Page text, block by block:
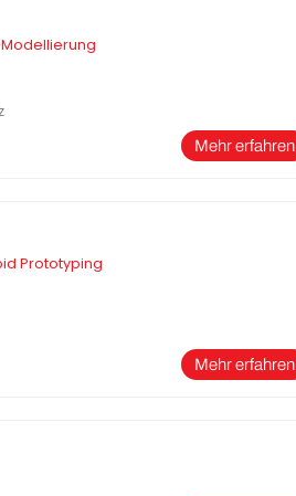
Mehr erfahren
Prototyping
Mehr erfahren